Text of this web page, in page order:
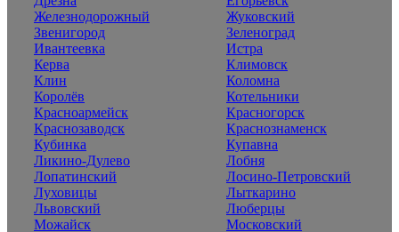
Железнодорожный
Жуковский
Звенигород
Зеленоград
Ивантеевка
Истра
Керва
Климовск
Клин
Коломна
Королёв
Котельники
Красноармейск
Красногорск
Краснозаводск
Краснознаменск
Кубинка
Купавна
Ликино-Дулево
Лобня
Лопатинский
Лосино-Петровский
Луховицы
Лыткарино
Львовский
Люберцы
Можайск
Московский